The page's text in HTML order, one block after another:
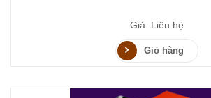
Giá: Liên hệ
Giỏ hàng